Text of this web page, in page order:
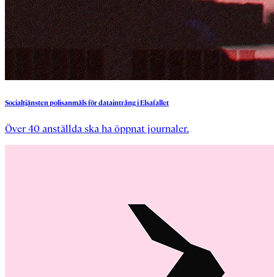
SocialtjänstenpolisanmälsfördataintrångiElsafallet
Över 40 anställda ska ha öppnat journaler.